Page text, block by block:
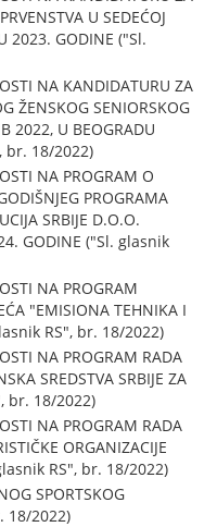
U SEDEĆOJ
2023. GODINE ("Sl.
NA KANDIDATURU ZA
ŽENSKOG SENIORSKOG
2022, U BEOGRADU
br. 18/2022)
NA PROGRAM O
PROGRAMA
SRBIJE D.O.O.
GODINE ("Sl. glasnik
NA PROGRAM
"EMISIONA TEHNIKA I
RS", br. 18/2022)
NA PROGRAM RADA
SREDSTVA SRBIJE ZA
br. 18/2022)
NA PROGRAM RADA
ORGANIZACIJE
RS", br. 18/2022)
SPORTSKOG
18/2022)